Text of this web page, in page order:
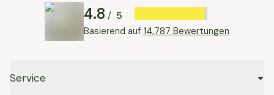
4.8 / 5
Basierend auf 14,787 Bewertungen
Service